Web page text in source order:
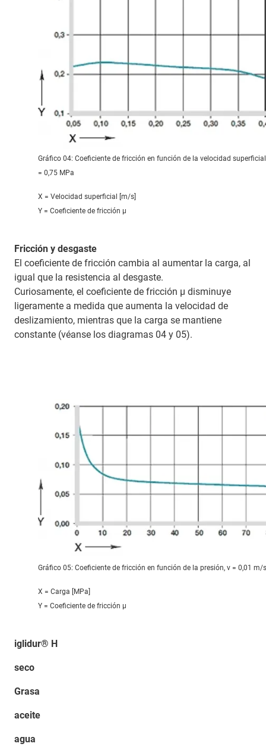
Gráfico 04: Coeficiente de fricción en función de la velocidad
= 0,75 MPa
X = Velocidad superficial [m/s]
Y = Coeficiente de fricción μ
Fricción y desgaste
El coeficiente de fricción cambia al aumentar la carga, al
igual que la resistencia al desgaste.
Curiosamente, el coeficiente de fricción μ disminuye
ligeramente a medida que aumenta la velocidad de
deslizamiento, mientras que la carga se mantiene
constante (véanse los diagramas 04 y 05).
Gráfico 05: Coeficiente de fricción en función de la presión, v = 0,01 m/s
X = Carga [MPa]
Y = Coeficiente de fricción μ
iglidur® H
seco
Grasa
aceite
agua